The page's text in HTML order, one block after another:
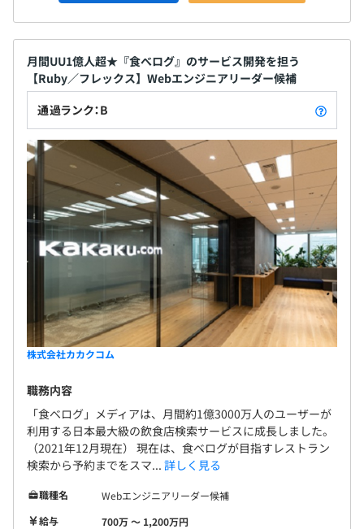
月間UU1億人超★『食べログ』のサービス開発を担う
【Ruby／フレックス】Webエンジニアリーダー候補
通過ランク：B
株式会社カカクコム
職務内容
「食べログ」メディアは、月間約1億3000万人のユーザーが
利用する日本最大級の飲食店検索サービスに成長しました。
（2021年12月現在） 現在は、食べログが目指すレストラン
検索から予約までをスマ... 詳しく見る
職種名
Webエンジニアリーダー候補
給与
700万 〜 1,200万円